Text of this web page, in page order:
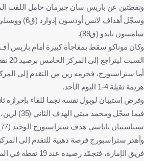
ونقطتين عن باريس سان جيرمان حامل اللقب
سامسون بايدو (ق89).
السبت ليتراجع إلى المركز الخامس برصيد 20 نقطة في ضوء نتائج الأحد.
أما ستراسبورج، فحرمه رين من التقدم إلى
هزيمة ثقيلة 4-1 اليوم الأحد.
فيما سجّل
سيباستيان ناناسي هدف ستراسبورج الوحيد (77).
وأهدر ستراسبورج فرصة ذهبية للتقدم إلى
فريق الإمارة،